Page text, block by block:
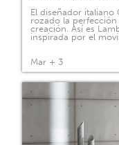
El diseñador italiano
rozado la
creación. Así es
inspirada por el
Mar + 3